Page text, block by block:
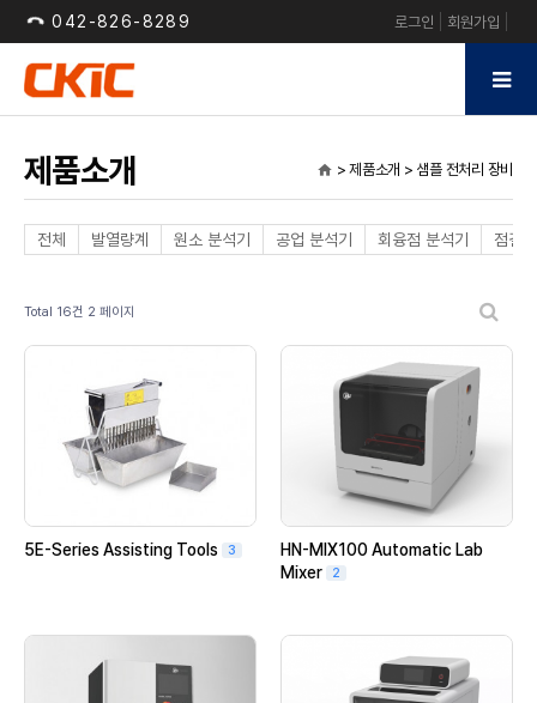
042-826-8289 로그인 회원가입
제품소개 home > 제품소개 > 샘플 전처리 장비
전체 발열량계 원소 분석기 공업 분석기 회융점 분석기 점결
Total 16건 2 페이지
5E-Series Assisting Tools 3
HN-MIX100 Automatic Lab
Mixer
2